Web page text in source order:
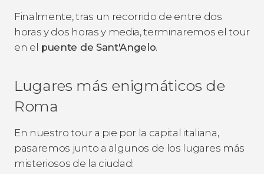
Finalmente, tras un recorrido de entre dos
horas y dos horas y media, terminaremos el tour
en el puente de Sant'Angelo.
Lugares más enigmáticos de
Roma
En nuestro tour a pie por la capital italiana,
pasaremos junto a algunos de los lugares más
misteriosos de la ciudad: